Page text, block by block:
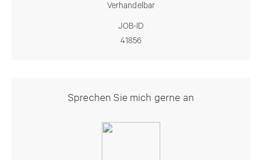
Verhandelbar
JOB-ID
41856
Sprechen Sie mich gerne an